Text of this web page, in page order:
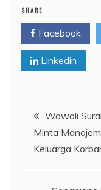
SHARE
Facebook
Linkedin
Navigasi
pos
Wawali
Minta
Keluarga